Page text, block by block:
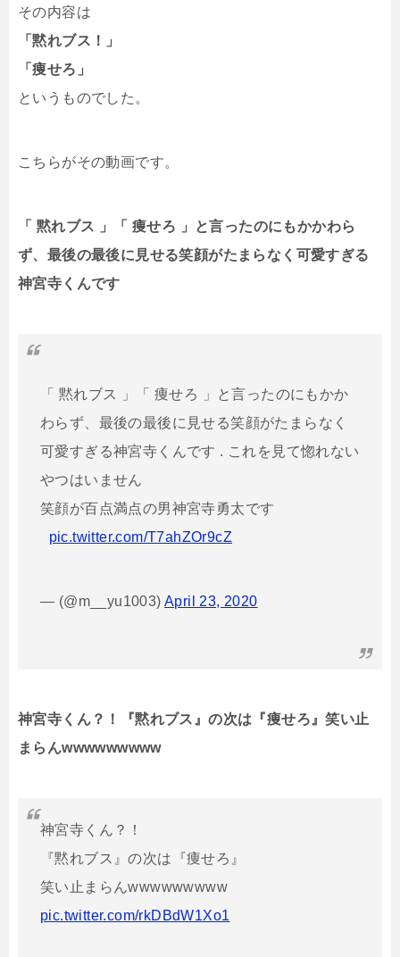
その内容は
「黙れブス！」
「痩せろ」
というものでした。
こちらがその動画です。
「 黙れブス 」「 痩せろ 」と言ったのにもかかわら
ず、最後の最後に見せる笑顔がたまらなく可愛すぎる
神宮寺くんです
「 黙れブス 」「 痩せろ 」と言ったのにもかか
わらず、最後の最後に見せる笑顔がたまらなく
可愛すぎる神宮寺くんです . これを見て惚れない
やつはいません
笑顔が百点満点の男神宮寺勇太です
pic.twitter.com/T7ahZOr9cZ
— (@m__yu1003) April 23, 2020
神宮寺くん？！『黙れブス』の次は『痩せろ』笑い止
まらんwwwwwwwww
神宮寺くん？！
『黙れブス』の次は『痩せろ』
笑い止まらんwwwwwwwww
pic.twitter.com/rkDBdW1Xo1